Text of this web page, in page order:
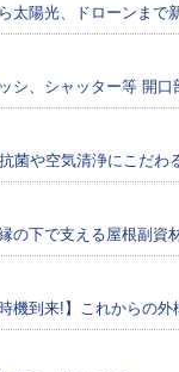
太陽光、ドローンまで
シ、シャッター等 開口
菌や空気清浄にこだわ
の下で支える屋根副資
機到来!】これからの